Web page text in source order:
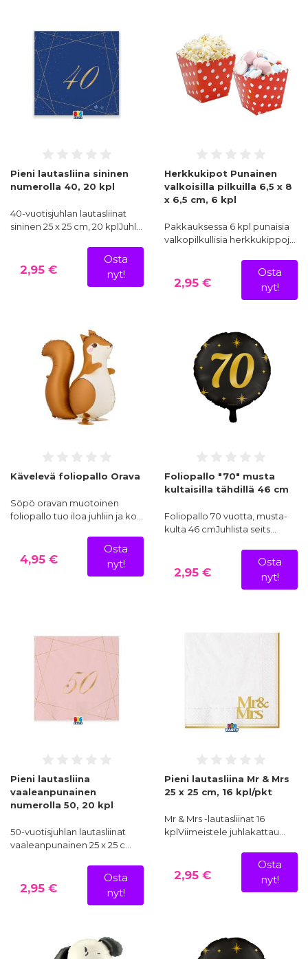
Pieni lautasliina sininen
numerolla 40, 20 kpl
40-vuotisjuhlan lautasliinat
sininen 25 x 25 cm, 20 kplJuhl…
2,95 €
Osta
nyt!
Herkkukipot Punainen
valkoisilla pilkuilla 6,5 x 8
x 6,5 cm, 6 kpl
Pakkauksessa 6 kpl punaisia
valkopilkullisia herkkukippoj…
2,95 €
Osta
nyt!
Kävelevä foliopallo Orava
Söpö oravan muotoinen
foliopallo tuo iloa juhliin ja ko…
4,95 €
Osta
nyt!
Foliopallo "70" musta
kultaisilla tähdillä 46 cm
Foliopallo 70 vuotta, musta-
kulta 46 cmJuhlista seits…
2,95 €
Osta
nyt!
Pieni lautasliina
vaaleanpunainen
numerolla 50, 20 kpl
50-vuotisjuhlan lautasliinat
vaaleanpunainen 25 x 25 c…
2,95 €
Osta
nyt!
Pieni lautasliina Mr & Mrs
25 x 25 cm, 16 kpl/pkt
Mr & Mrs -lautasliinat 16
kplViimeistele juhlakattau…
2,95 €
Osta
nyt!